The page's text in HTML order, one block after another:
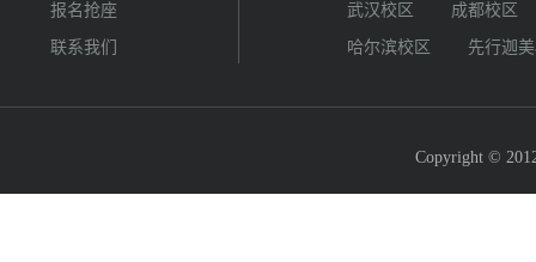
报名抢座
联系我们
武汉校区 成都校区
哈尔滨校区 先行迦
Copyright ©